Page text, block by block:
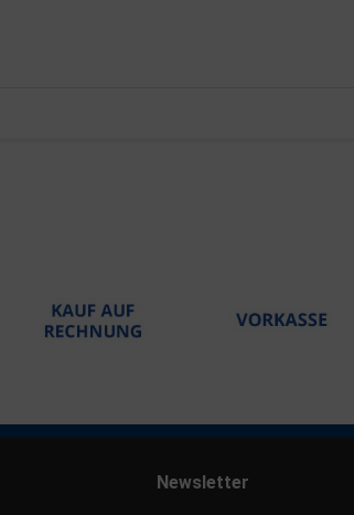
Newsletter